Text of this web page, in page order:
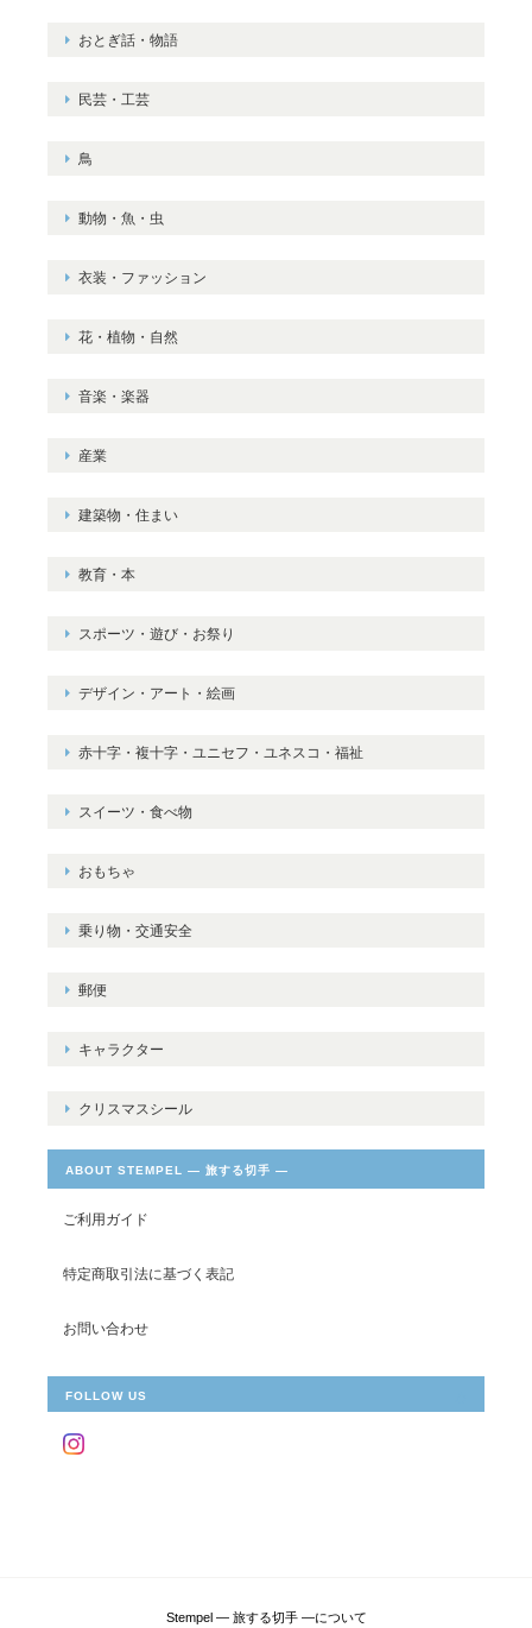
おとぎ話・物語
民芸・工芸
鳥
動物・魚・虫
衣装・ファッション
花・植物・自然
音楽・楽器
産業
建築物・住まい
教育・本
スポーツ・遊び・お祭り
デザイン・アート・絵画
赤十字・複十字・ユニセフ・ユネスコ・福祉
スイーツ・食べ物
おもちゃ
乗り物・交通安全
郵便
キャラクター
クリスマスシール
ABOUT STEMPEL ― 旅する切手 ―
ご利用ガイド
特定商取引法に基づく表記
お問い合わせ
FOLLOW US
Stempel ― 旅する切手 ―について